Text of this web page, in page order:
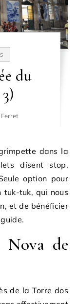
du
Ferret
dans la
disent stop.
option pour
tuk-tuk, qui nous
et de bénéficier
de
de la Torre dos